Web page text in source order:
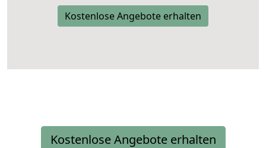
Kostenlose Angebote erhalten
Kostenlose Angebote erhalten